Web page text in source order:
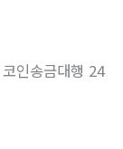
인송금대행 24